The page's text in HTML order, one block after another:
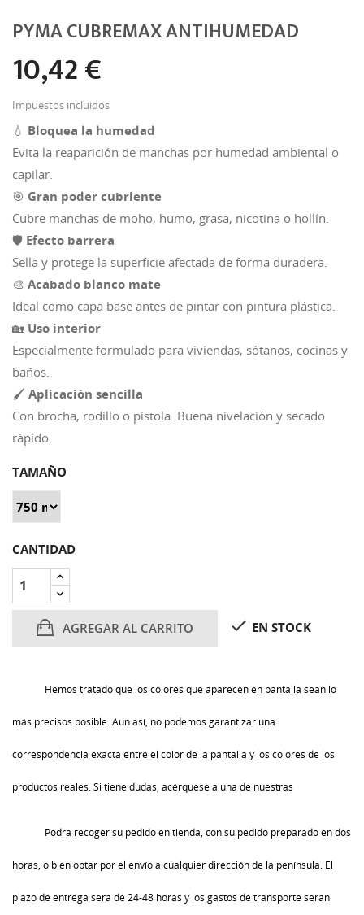
PYMA CUBREMAX ANTIHUMEDAD
10,42 €
Impuestos incluidos
💧 Bloquea la humedad
Evita la reaparición de manchas por humedad ambiental o
capilar.
🎯 Gran poder cubriente
Cubre manchas de moho, humo, grasa, nicotina o hollín.
🛡️ Efecto barrera
Sella y protege la superficie afectada de forma duradera.
🎨 Acabado blanco mate
Ideal como capa base antes de pintar con pintura plástica.
🏡 Uso interior
Especialmente formulado para viviendas, sótanos, cocinas y
baños.
🖌️ Aplicación sencilla
Con brocha, rodillo o pistola. Buena nivelación y secado
rápido.
TAMAÑO
CANTIDAD
AGREGAR AL CARRITO  EN STOCK
Hemos tratado que los colores que aparecen en pantalla sean lo
más precisos posible. Aun así, no podemos garantizar una
correspondencia exacta entre el color de la pantalla y los colores de los
productos reales. Si tiene dudas, acérquese a una de nuestras
Podrá recoger su pedido en tienda, con su pedido preparado en dos
horas, o bien optar por el envío a cualquier dirección de la península. El
plazo de entrega será de 24-48 horas y los gastos de transporte serán